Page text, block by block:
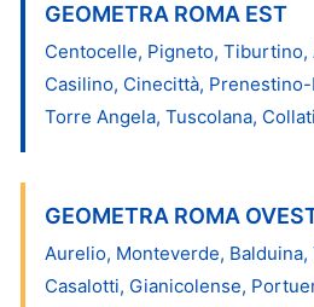
GEOMETRA ROMA EST
Centocelle, Pigneto, Tiburtino,
Casilino, Cinecittà,
Torre Angela, Tuscolana,
GEOMETRA ROMA
Aurelio, Monteverde, Balduina,
Casalotti, Gianicolense,